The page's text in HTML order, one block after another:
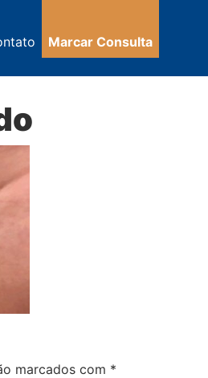
Marcar Consulta
marcados com *